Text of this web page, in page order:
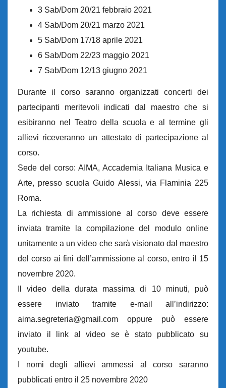
3 Sab/Dom 20/21 febbraio 2021
4 Sab/Dom 20/21 marzo 2021
5 Sab/Dom 17/18 aprile 2021
6 Sab/Dom 22/23 maggio 2021
7 Sab/Dom 12/13 giugno 2021
Durante il corso saranno organizzati concerti dei
partecipanti meritevoli indicati dal maestro che si
esibiranno nel Teatro della scuola e al termine gli
allievi riceveranno un attestato di partecipazione al
corso.
Sede del corso: AIMA, Accademia Italiana Musica e
Arte, presso scuola Guido Alessi, via Flaminia 225
Roma.
La richiesta di ammissione al corso deve essere
inviata tramite la compilazione del modulo online
unitamente a un video che sarà visionato dal maestro
del corso ai fini dell’ammissione al corso, entro il 15
novembre 2020.
Il video della durata massima di 10 minuti, può
essere inviato tramite e-mail all’indirizzo:
aima.segreteria@gmail.com oppure può essere
inviato il link al video se è stato pubblicato su
youtube.
I nomi degli allievi ammessi al corso saranno
pubblicati entro il 25 novembre 2020